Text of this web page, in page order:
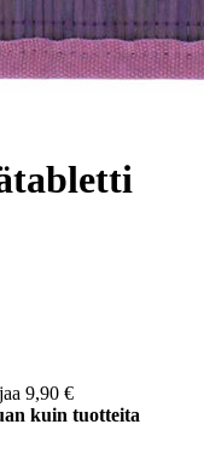
9,90 €
kuin tuotteita